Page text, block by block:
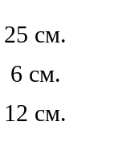
25 см.
6 см.
12 см.